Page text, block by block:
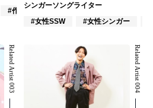
#作詞/作曲家
シンガーソングライター
#女性SSW
#女性シンガー
Related Artist 003 Related Artist 004